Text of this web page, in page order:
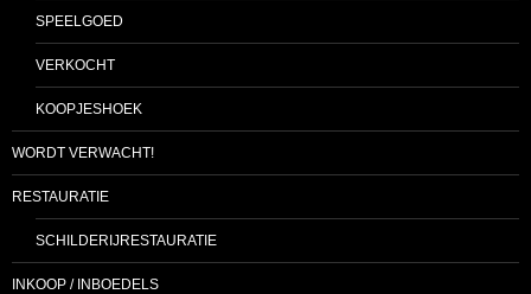
SPEELGOED
VERKOCHT
KOOPJESHOEK
WORDT VERWACHT!
RESTAURATIE
SCHILDERIJRESTAURATIE
INKOOP / INBOEDELS